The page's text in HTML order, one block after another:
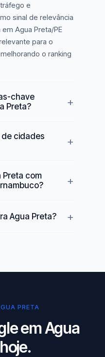
e
sinal de relevância
Agua Preta/PE
para o
o ranking
chave
Preta?
de cidades
Preta com
Agua Preta?
PRETA
em Agua